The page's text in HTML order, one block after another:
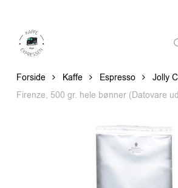
content
Forside Kaffe Espresso Jolly
Firenze, 500 gr. hele bønner (Datovare